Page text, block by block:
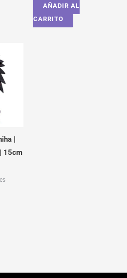
AÑADIR AL
CARRITO
|
15cm